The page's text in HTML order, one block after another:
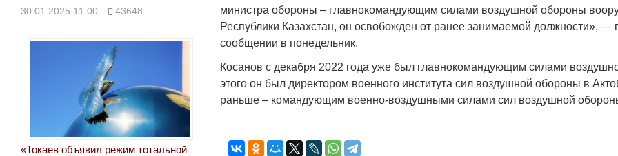
министра обороны – главнокомандующим силами воздушной обороны
Республики Казахстан, он освобожден от ранее занимаемой должности», —
сообщении в понедельник.
Косанов с декабря 2022 года уже был главнокомандующим силами
этого он был директором военного института сил воздушной обороны в
раньше – командующим военно-воздушными силами сил воздушной
30.01.2025 11:00 43648
«Токаев объявил режим тотальной
17.10.2024 17:00 29972